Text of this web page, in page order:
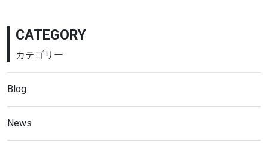
CATEGORY
カテゴリー
Blog
News